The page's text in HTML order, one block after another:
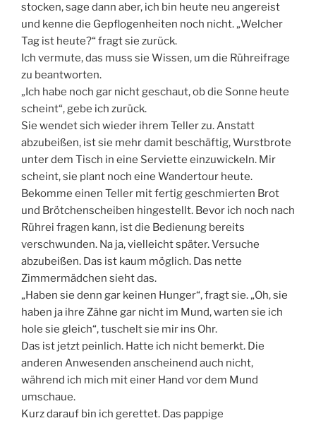
stocken, sage dann aber, ich bin heute neu angereist
und kenne die Gepflogenheiten noch nicht. „Welcher
Tag ist heute?“ fragt sie zurück.
Ich vermute, das muss sie Wissen, um die Rühreifrage
zu beantworten.
„Ich habe noch gar nicht geschaut, ob die Sonne heute
scheint“, gebe ich zurück.
Sie wendet sich wieder ihrem Teller zu. Anstatt
abzubeißen, ist sie mehr damit beschäftig, Wurstbrote
unter dem Tisch in eine Serviette einzuwickeln. Mir
scheint, sie plant noch eine Wandertour heute.
Bekomme einen Teller mit fertig geschmierten Brot
und Brötchenscheiben hingestellt. Bevor ich noch nach
Rührei fragen kann, ist die Bedienung bereits
verschwunden. Na ja, vielleicht später. Versuche
abzubeißen. Das ist kaum möglich. Das nette
Zimmermädchen sieht das.
„Haben sie denn gar keinen Hunger“, fragt sie. „Oh, sie
haben ja ihre Zähne gar nicht im Mund, warten sie ich
hole sie gleich“, tuschelt sie mir ins Ohr.
Das ist jetzt peinlich. Hatte ich nicht bemerkt. Die
anderen Anwesenden anscheinend auch nicht,
während ich mich mit einer Hand vor dem Mund
umschaue.
Kurz darauf bin ich gerettet. Das pappige